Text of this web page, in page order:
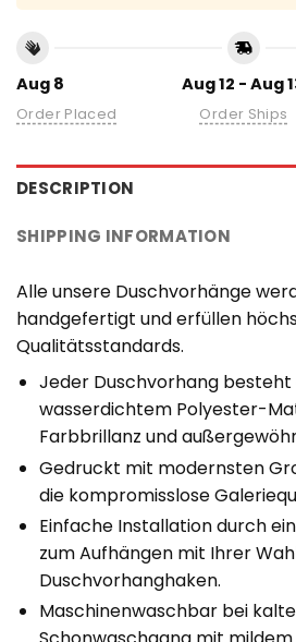
Aug 8
Order Placed
Aug 12 - Aug
Order Ships
DESCRIPTION
SHIPPING INFORMATION
Alle unsere Duschvorhänge
handgefertigt und erfüllen
Qualitätsstandards.
Jeder Duschvorhang
wasserdichtem Polyester-
Farbbrillanz und
Gedruckt mit modernsten
die kompromisslose
Einfache Installation durch
zum Aufhängen mit Ihrer
Duschvorhanghaken.
Maschinenwaschbar bei